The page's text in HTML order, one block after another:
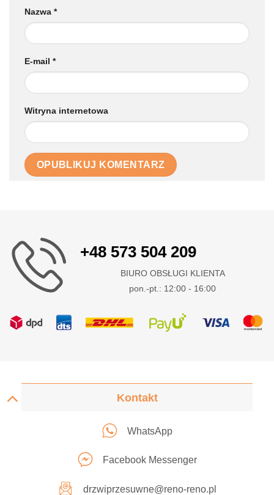
Nazwa *
E-mail *
Witryna internetowa
+48 573 504 209
BIURO OBSŁUGI KLIENTA
pon.-pt.: 12:00 - 16:00
Kontakt
WhatsApp
Facebook Messenger
drzwiprzesuwne@reno-reno.pl